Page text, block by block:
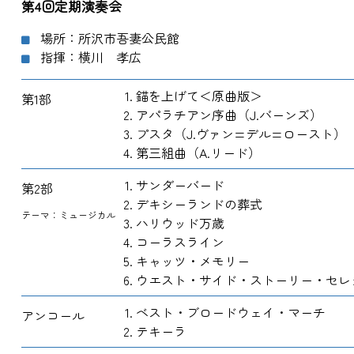
第4回定期演奏会
場所：所沢市吾妻公民館
指揮：横川 孝広
第1部
錨を上げて＜原曲版＞
アパラチアン序曲（J.バーンズ）
プスタ（J.ヴァン=デル=ロースト）
第三組曲（A.リード）
第2部
テーマ：ミュージカル
サンダーバード
デキシーランドの葬式
ハリウッド万歳
コーラスライン
キャッツ・メモリー
ウエスト・サイド・ストーリー・セ
アンコール
ベスト・ブロードウェイ・マーチ
テキーラ